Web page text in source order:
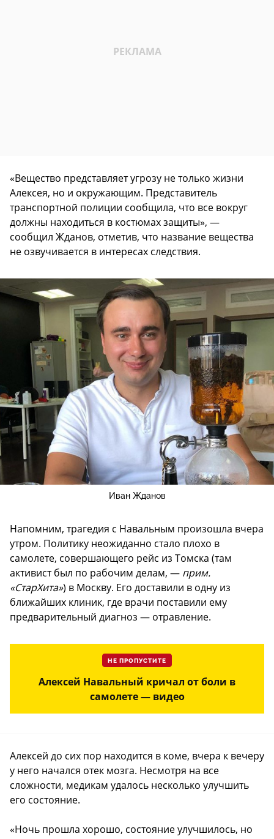
«Вещество представляет угрозу не только жизни
Алексея, но и окружающим. Представитель
транспортной полиции сообщила, что все вокруг
должны находиться в костюмах защиты», —
сообщил Жданов, отметив, что название вещества
не озвучивается в интересах следствия.
Иван Жданов
Напомним, трагедия с Навальным произошла вчера
утром. Политику неожиданно стало плохо в
самолете, совершающего рейс из Томска (там
активист был по рабочим делам, — прим.
«СтарХита») в Москву. Его доставили в одну из
ближайших клиник, где врачи поставили ему
предварительный диагноз — отравление.
НЕ ПРОПУСТИТЕ
Алексей Навальный кричал от боли в
самолете — видео
Алексей до сих пор находится в коме, вчера к вечеру
у него начался отек мозга. Несмотря на все
сложности, медикам удалось несколько улучшить
его состояние.
«Ночь прошла хорошо, состояние улучшилось, но